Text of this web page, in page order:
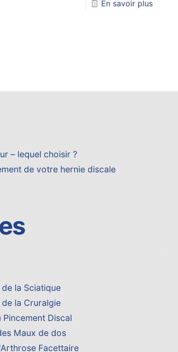
En savoir plus
– lequel choisir ?
de votre hernie discale
la Sciatique
la Cruralgie
Discal
Maux de dos
Facettaire